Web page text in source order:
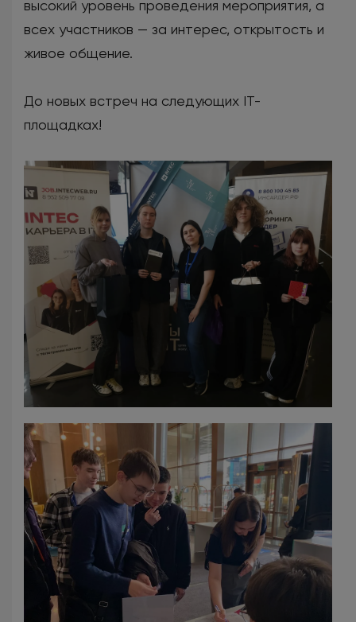
высокий уровень проведения мероприятия, а
всех участников — за интерес, открытость и
живое общение.
До новых встреч на следующих IT-
площадках!